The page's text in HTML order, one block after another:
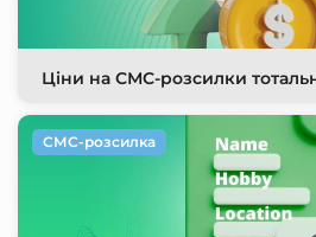
Ціни на СМС-розсилки
СМС-розсилка